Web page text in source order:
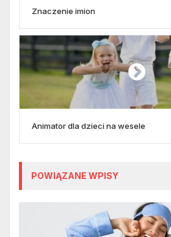
Znaczenie imion
Animator dla dzieci na wesele
POWIĄZANE WPISY